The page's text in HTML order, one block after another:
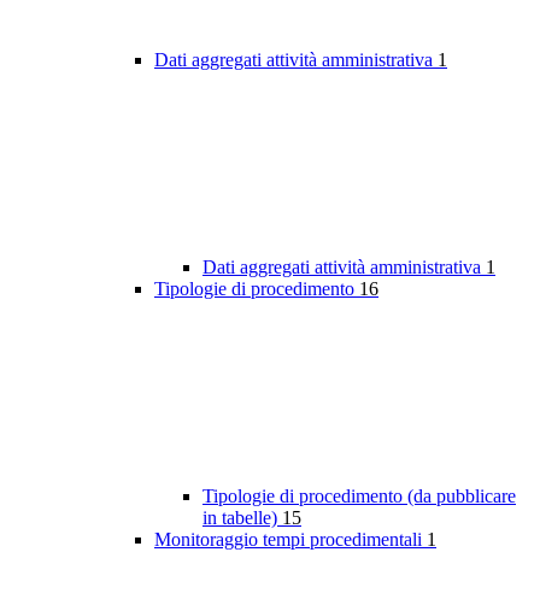
Dati aggregati attività amministrativa 1
Dati aggregati attività amministrativa 1
Tipologie di procedimento 16
Tipologie di procedimento (da pubblicare
in tabelle) 15
Monitoraggio tempi procedimentali 1